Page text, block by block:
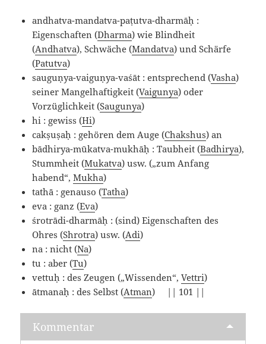
andhatva-mandatva-paṭutva-dharmāḥ :
Eigenschaften (Dharma) wie Blindheit
(Andhatva), Schwäche (Mandatva) und Schärfe
(Patutva)
sauguṇya-vaiguṇya-vaśāt : entsprechend (Vasha)
seiner Mangelhaftigkeit (Vaigunya) oder
Vorzüglichkeit (Saugunya)
hi : gewiss (Hi)
cakṣuṣaḥ : gehören dem Auge (Chakshus) an
bādhirya-mūkatva-mukhāḥ : Taubheit (Badhirya),
Stummheit (Mukatva) usw. („zum Anfang
habend“,Mukha)
tathā : genauso (Tatha)
eva : ganz (Eva)
śrotrādi-dharmāḥ : (sind) Eigenschaften des
Ohres (Shrotra) usw. (Adi)
na : nicht (Na)
tu : aber (Tu)
vettuḥ : des Zeugen („Wissenden“,Vettri)
ātmanaḥ : des Selbst (Atman) || 101 ||
Kommentar